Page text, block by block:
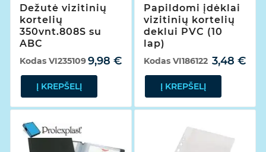
Dežutė vizitinių
kortelių
350vnt.808S su
ABC
9,98 €
Kodas VI235109
Į KREPŠELĮ
Papildomi įdėklai
vizitinių kortelių
deklui PVC (10
lap)
3,48 €
Kodas VI186122
Į KREPŠELĮ